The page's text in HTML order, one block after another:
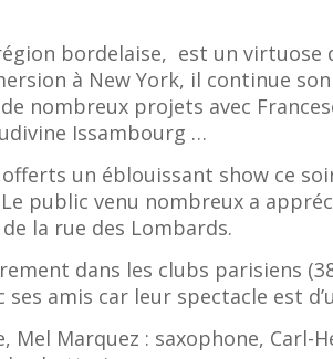
bordelaise, est un virtuose
à New York, il continue
nombreux projets avec
Issambourg …
un éblouissant show ce
public venu nombreux a
la rue des Lombards.
dans les clubs parisiens
ses amis car leur spectacle est
Mel Marquez : saxophone, Carl-